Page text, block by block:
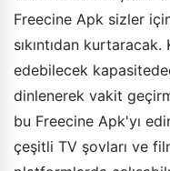
Freecine Apk sizler
sıkıntıdan kurtaracak.
edebilecek
dinlenerek vakit
bu Freecine Apk'yı
çeşitli TV şovları ve